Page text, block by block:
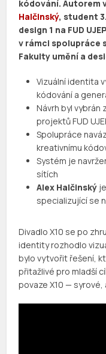
kódování. Autorem
Halčinský, student
design 1 na FUD
v rámci spolupráce
Fakulty umění a
Vizuální identita
kódování a
Návrh byl
projektů FUD
Spolupráce
kreativnímu
Systém je
sítích
Alex Halčinský
specializující se
Divadlo X10 se po
identity rozhodlo
bylo vytvořit řešení,
přitažlivé pro mladší
povaze X10 —